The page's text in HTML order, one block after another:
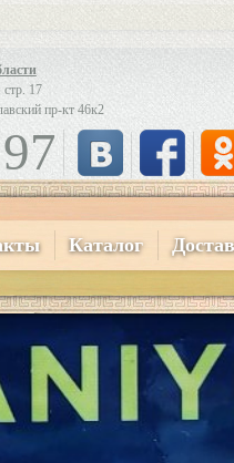
Каталог
стр. 17
пр-кт 46к2
97